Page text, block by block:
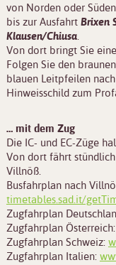
von Norden oder
bis zur Ausfahrt Brixen
Klausen/Chiusa.
Von dort bringt Sie
Folgen Sie den
blauen Leitpfeilen
Hinweisschild zum
… mit dem Zug
Die IC- und EC-Züge
Von dort fährt
Villnöß.
Busfahrplan nach
timetables.sad.it/
Zugfahrplan
Zugfahrplan Österreich:
Zugfahrplan Schweiz:
Zugfahrplan Italien: